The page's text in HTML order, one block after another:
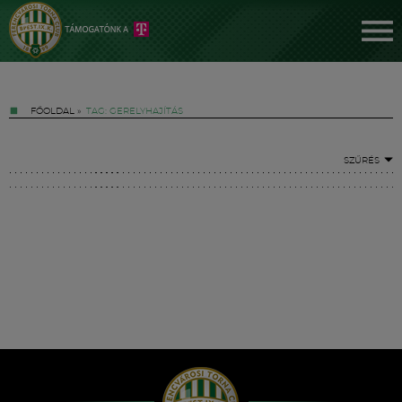
FŐOLDAL » TAG: GERELYHAJÍTÁS
SZŰRÉS
Hírek